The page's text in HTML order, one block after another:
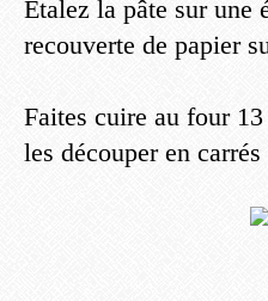
Etalez la pâte sur une
recouverte de papier
Faites cuire au four
les découper en